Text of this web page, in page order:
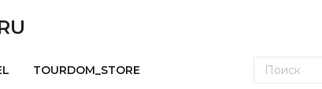
TOURDOM_STORE